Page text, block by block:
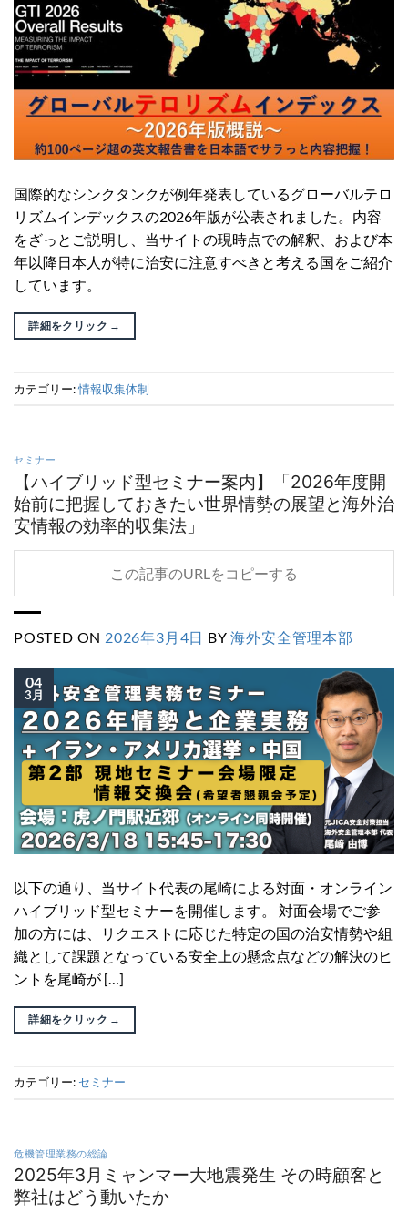
国際的なシンクタンクが例年発表しているグローバルテロ
リズムインデックスの2026年版が公表されました。内容
をざっとご説明し、当サイトの現時点での解釈、および本
年以降日本人が特に治安に注意すべきと考える国をご紹介
しています。
詳細をクリック →
カテゴリー:情報収集体制
セミナー
【ハイブリッド型セミナー案内】「2026年度開
始前に把握しておきたい世界情勢の展望と海外治
安情報の効率的収集法」
この記事のURLをコピーする
POSTED ON 2026年3月4日 BY海外安全管理本部
04
3月
以下の通り、当サイト代表の尾崎による対面・オンライン
ハイブリッド型セミナーを開催します。 対面会場でご参
加の方には、リクエストに応じた特定の国の治安情勢や組
織として課題となっている安全上の懸念点などの解決のヒ
ントを尾崎が […]
詳細をクリック →
カテゴリー: セミナー
危機管理業務の総論
2025年3月ミャンマー大地震発生 その時顧客と
弊社はどう動いたか